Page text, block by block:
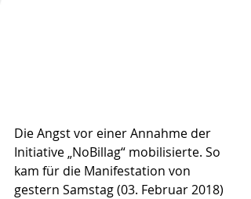
Die Angst vor einer Annahme der
Initiative „NoBillag“ mobilisierte. So
kam für die Manifestation von
gestern Samstag (03. Februar 2018)